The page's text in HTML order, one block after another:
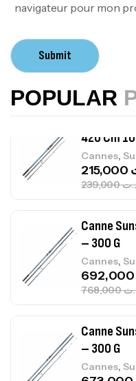
navigateur pour mon
Submit
POPULAR
د.ت
Volant 3 Branches Inox
Accastillage bateau
420 Cm
Cannes,
239,000
Canne
– 300 G
Cannes,
768,000
Canne
– 300 G
Cannes,